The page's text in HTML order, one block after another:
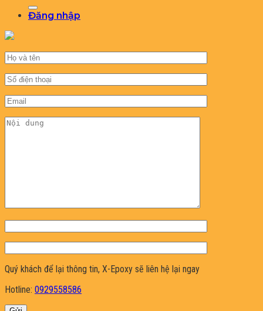
Đăng nhập
Quý khách để lại thông tin, X-Epoxy sẽ liên hệ lại ngay
Hotline: 0929558586